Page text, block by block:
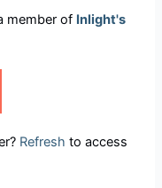
member of Inlight's
Refresh to access